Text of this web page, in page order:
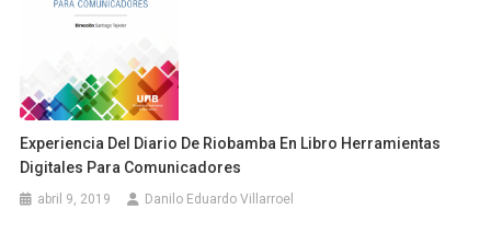
Experiencia Del Diario De Riobamba En Libro Herramientas
Digitales Para Comunicadores
abril 9, 2019 Danilo Eduardo Villarroel